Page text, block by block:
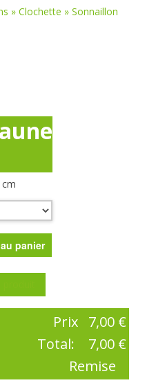
» Clochette » Sonnaillon
Prix 7,00 €
Total:
7,00 €
Remise